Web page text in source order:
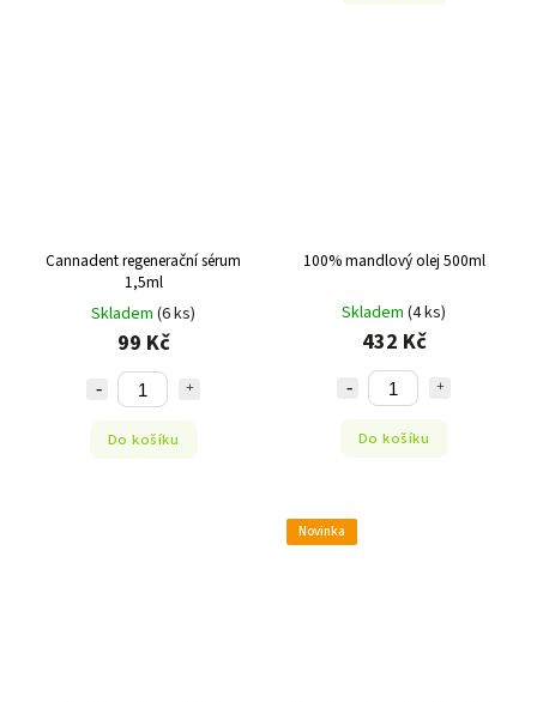
Cannadent regenerační sérum
1,5ml
Skladem (6 ks)
99 Kč
Do košíku
100% mandlový olej 500ml
Skladem (4 ks)
432 Kč
Do košíku
Novinka